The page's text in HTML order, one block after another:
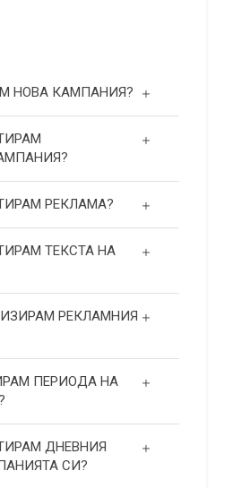
НОВА КАМПАНИЯ?
РЕКЛАМА?
ТЕКСТА НА
РЕКЛАМНИЯ
ПЕРИОДА НА
ДНЕВНИЯ
СИ?